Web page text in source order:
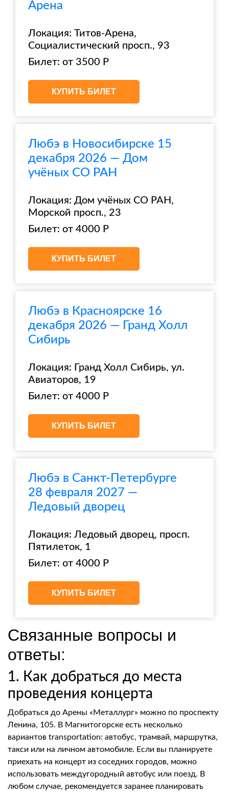
Арена
Локация: Титов-Арена,
Социалистический просп., 93
Билет: от 3500 Р
КУПИТЬ БИЛЕТ
Любэ в Новосибирске 15
декабря 2026 — Дом
учёных СО РАН
Локация: Дом учёных СО РАН,
Морской просп., 23
Билет: от 4000 Р
КУПИТЬ БИЛЕТ
Любэ в Красноярске 16
декабря 2026 — Гранд Холл
Сибирь
Локация: Гранд Холл Сибирь, ул.
Авиаторов, 19
Билет: от 4000 Р
КУПИТЬ БИЛЕТ
Любэ в Санкт-Петербурге
28 февраля 2027 —
Ледовый дворец
Локация: Ледовый дворец, просп.
Пятилеток, 1
Билет: от 4000 Р
КУПИТЬ БИЛЕТ
Связанные вопросы и
ответы:
1. Как добраться до места
проведения концерта
Добраться до Арены «Металлург» можно по проспекту
Ленина, 105. В Магнитогорске есть несколько
вариантов transportation: автобус, трамвай, маршрутка,
такси или на личном автомобиле. Если вы планируете
приехать на концерт из соседних городов, можно
использовать междугородный автобус или поезд. В
любом случае, рекомендуется заранее планировать